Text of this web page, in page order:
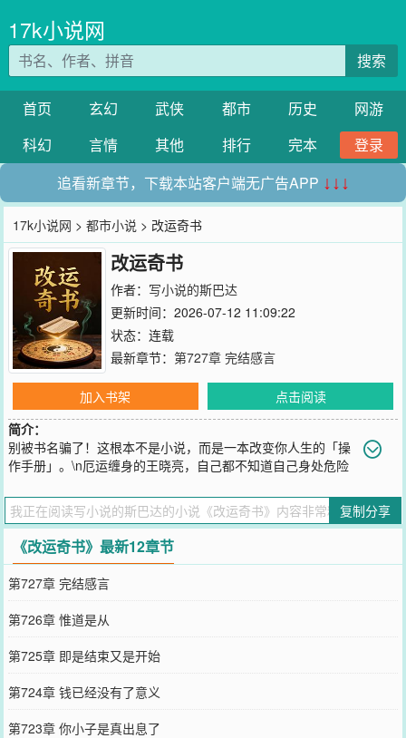
17k小说网
搜索
首页 玄幻 武侠 都市 历史
网游
科幻
言情 其他 排行 完本
登录
追看新章节，下载本站客户端无广告APP ↓↓↓
17k小说网 >都市小说 > 改运奇书
改运奇书
作者： 写小说的斯巴达
更新时间：2026-07-12 11:09:22
状态：连载
最新章节： 第727章 完结感言
加入书架
点击阅读
简介：
别被书名骗了！这根本不是小说，而是一本改变你人生的「操
作手册」。\n厄运缠身的王晓亮，自己都不知道自己身处危险
现，财富、地位、爱情、健康唾手可得。\n而这一切，并非全部虚
构。书中每一个改运之法，都记录在此。升职加薪、贵人相助、女神
眷顾、逆转健康……你面临的困境，书中自有答案。「完全可实操，
没有高深的玄学」\n点击阅读，从第一个章节开始，你的命运齿轮，
或许已然开始转动。
您要是觉得《改运奇书
里的朋友推荐哦！
复制分享
《改运奇书》最新12章节
第727章 完结感言
第726章 惟道是从
第725章 即是结束又是开始
第724章 钱已经没有了意义
第723章 你小子是真出息了